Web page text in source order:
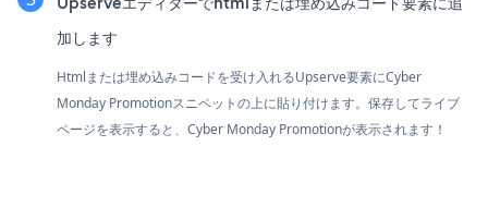
加します
Htmlまたは埋め込みコードを受け入れるUpserve要素にCyber
Monday Promotionスニペットの上に貼り付けます。保存してライブ
ページを表示すると、Cyber Monday Promotionが表示されます！